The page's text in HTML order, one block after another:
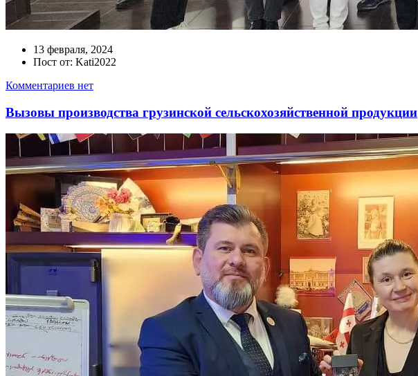
13 февраля, 2024
Пост от: Kati2022
Комментариев нет
Вызовы производства грузинской сельскохозяйственной продукции